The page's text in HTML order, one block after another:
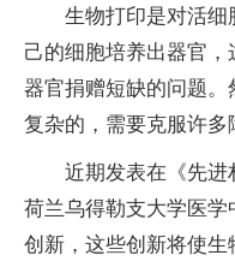
生物打印是对活细
己的细胞培养出器官
器官捐赠短缺的问题
复杂的，需要克服许多
近期发表在《先进
荷兰乌得勒支大学医学
创新，这些创新将使生